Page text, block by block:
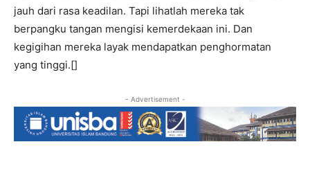
jauh dari rasa keadilan. Tapi lihatlah mereka tak
berpangku tangan mengisi kemerdekaan ini. Dan
kegigihan mereka layak mendapatkan penghormatan
yang tinggi.[]
- Advertisement -